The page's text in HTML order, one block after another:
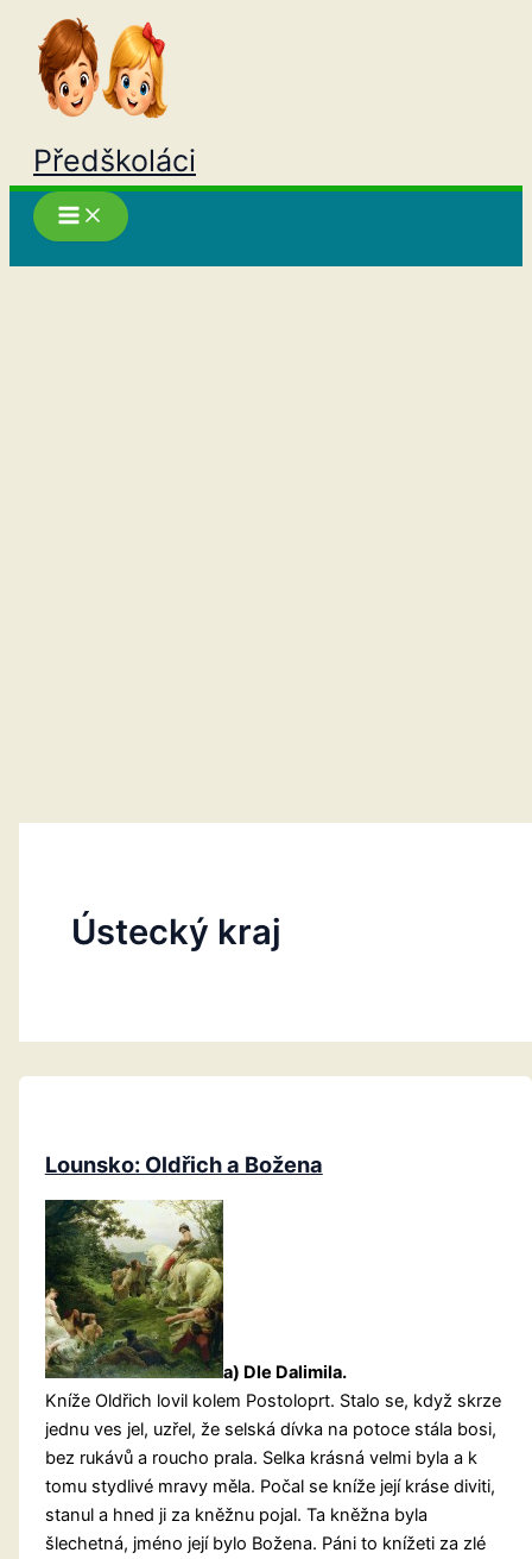
Přeskočit
obsah
Předškoláci
Ústecký kraj
Lounsko: Oldřich a Božena
a) Dle Dalimila.
Kníže Oldřich lovil kolem Postoloprt. Stalo se, když skrze
jednu ves jel, uzřel, že selská dívka na potoce stála bosi,
bez rukávů a roucho prala. Selka krásná velmi byla a k
tomu stydlivé mravy měla. Počal se kníže její kráse diviti,
stanul a hned ji za kněžnu pojal. Ta kněžna byla
šlechetná, jméno její bylo Božena. Páni to knížeti za zlé